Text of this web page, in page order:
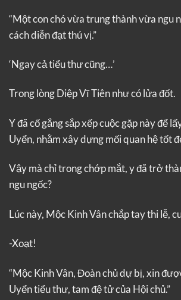
“Một con chó vừa trung thành vừa ngu
cách diễn đạt thú vị.”
‘Ngay cả tiểu thư cũng…’
Trong lòng Diệp Vĩ Tiên như có lửa đốt.
Y đã cố gắng sắp xếp cuộc gặp này để
Uyển, nhằm xây dựng mối quan hệ tốt
Vậy mà chỉ trong chớp mắt, y đã trở
ngu ngốc?
Lúc này, Mộc Kinh Vân chắp tay thi lễ,
-Xoạt!
“Mộc Kinh Vân, Đoàn chủ dự bị, xin
Uyển tiểu thư, tam đệ tử của Hội chủ.”